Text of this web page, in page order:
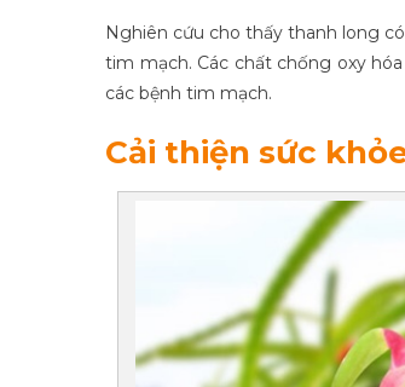
Nghiên cứu cho thấy thanh long
tim mạch. Các chất chống oxy
các bệnh tim mạch.
Cải thiện sức